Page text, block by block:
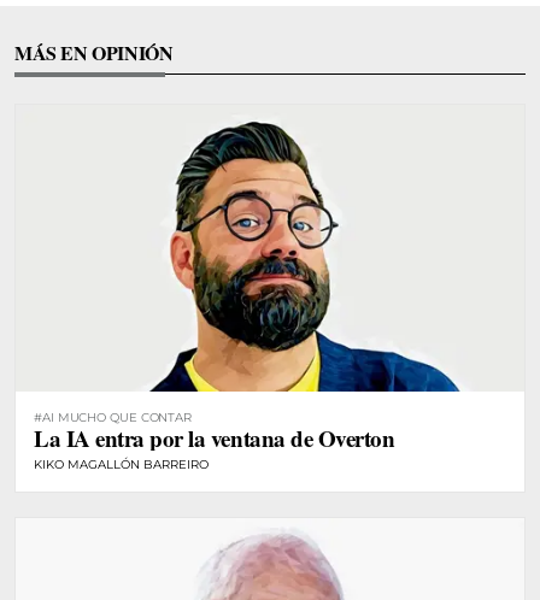
MÁS EN OPINIÓN
#AI MUCHO QUE CONTAR
La IA entra por la ventana de Overton
KIKO MAGALLÓN BARREIRO